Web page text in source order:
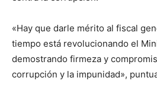
«Hay que darle mérito al fiscal
tiempo está revolucionando el
demostrando firmeza y
corrupción y la impunidad»,